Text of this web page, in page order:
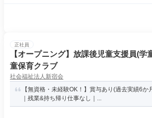
正社員
【オープニング】放課後児童支援員(学
童保育クラブ
社会福祉法人新宿会
【無資格・未経験OK！】賞与あり(過去実績6か
｜残業&持ち帰り仕事なし｜...